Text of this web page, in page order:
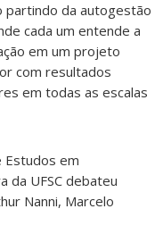
partindo da autogestão
cada um entende a
em um projeto
com resultados
em todas as escalas
Estudos em
da UFSC debateu
Nanni, Marcelo